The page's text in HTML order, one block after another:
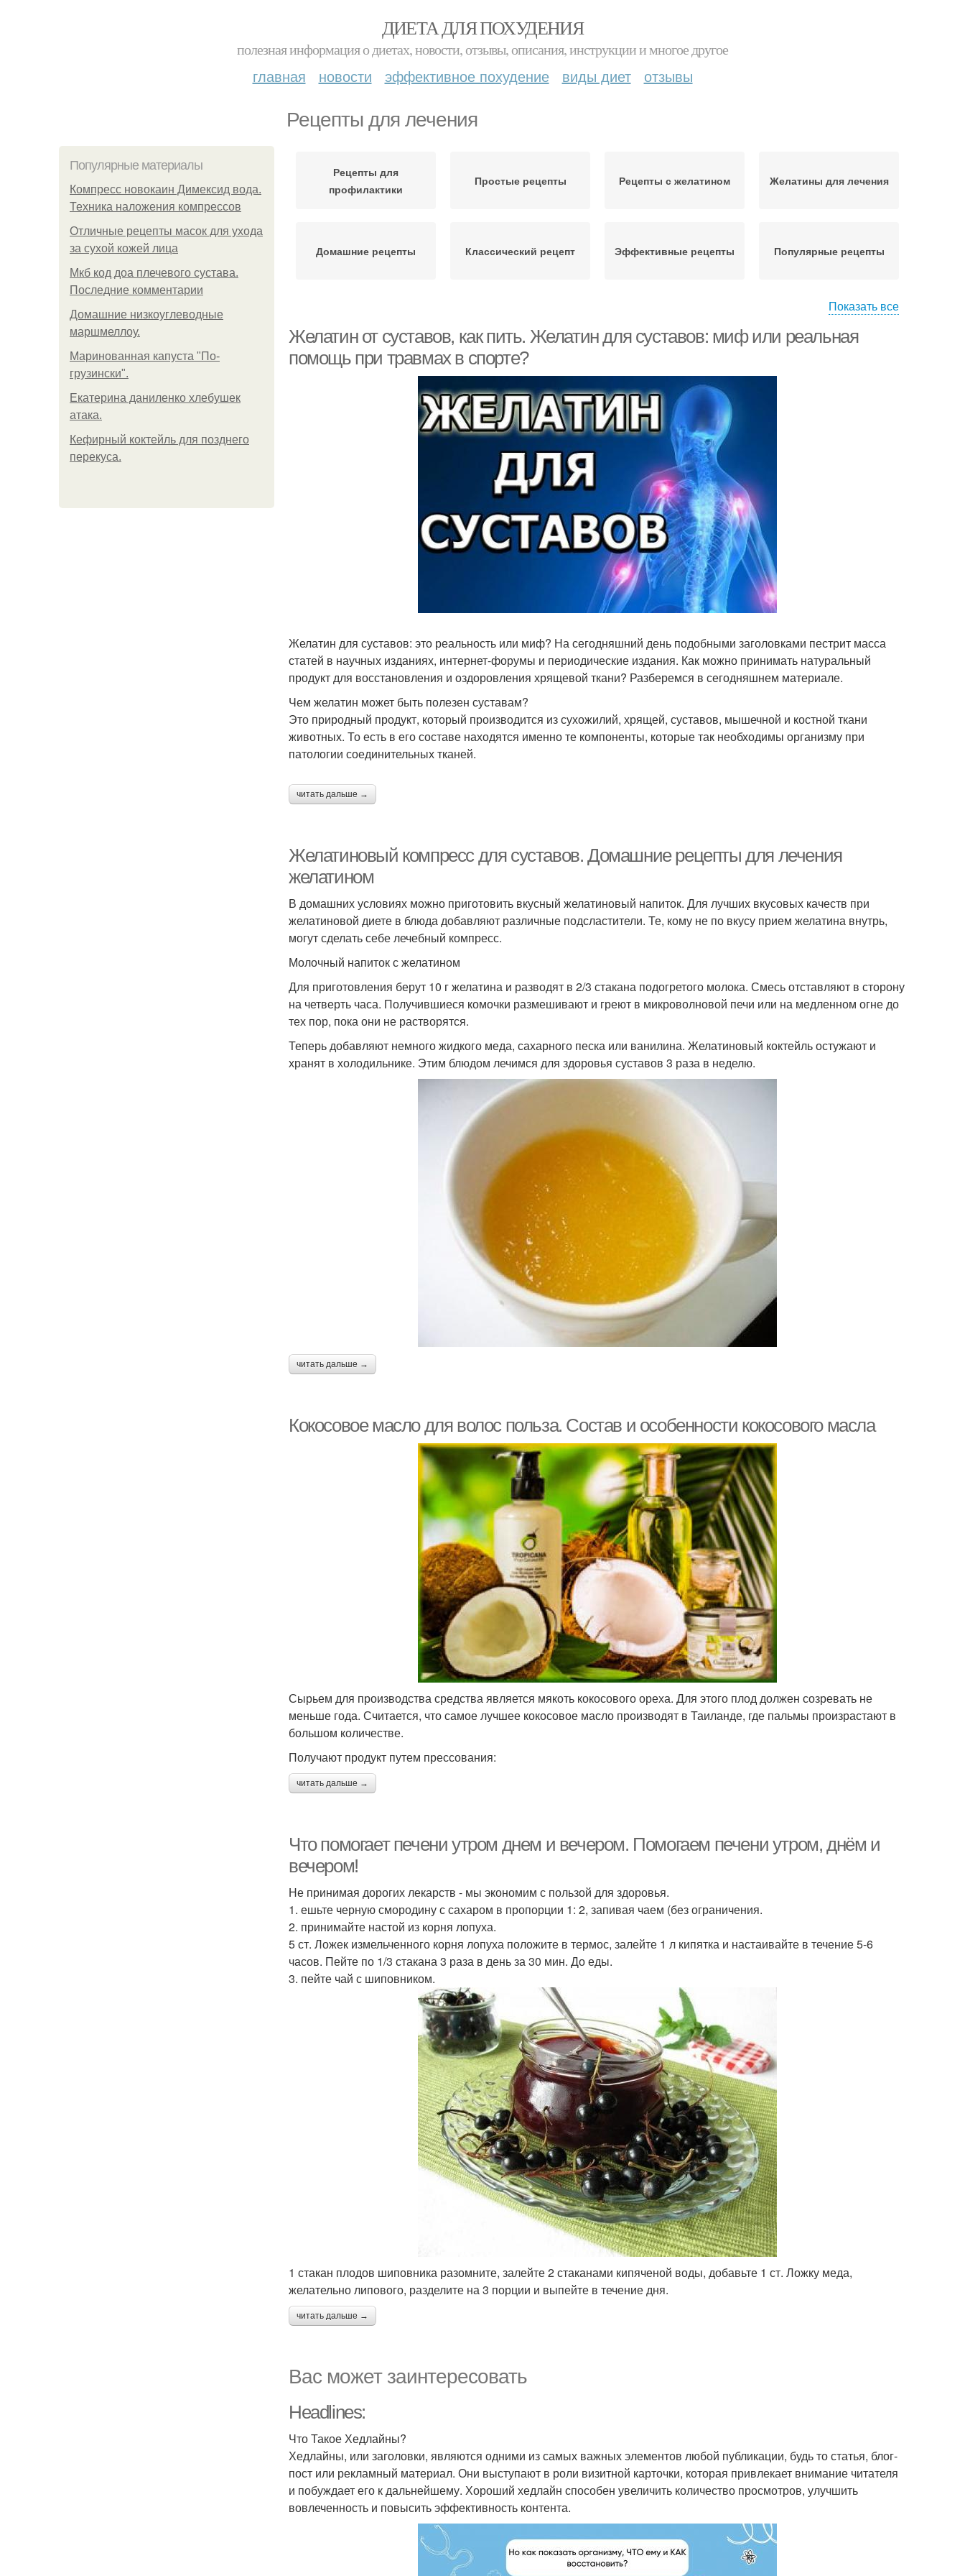
ДИЕТА ДЛЯ ПОХУДЕНИЯ
полезная информация о диетах, новости, отзывы, описания, инструкции и многое другое
главная новости эффективное похудение виды диет отзывы
Рецепты для лечения
Популярные материалы
Компресс новокаин Димексид вода.
Техника наложения компрессов
Отличные рецепты масок для ухода
за сухой кожей лица
Мкб код доа плечевого сустава.
Последние комментарии
Домашние низкоуглеводные
маршмеллоу.
Маринованная капуста "По-
грузински".
Екатерина даниленко хлебушек
атака.
Кефирный коктейль для позднего
перекуса.
Рецепты для
профилактики
Простые рецепты Рецепты с желатином Желатины для лечения
Домашние рецепты Классический рецепт Эффективные рецепты Популярные рецепты
Показать все
Желатин от суставов, как пить. Желатин для суставов: миф или реальная
помощь при травмах в спорте?
Желатин для суставов: это реальность или миф? На сегодняшний день подобными заголовками пестрит масса
статей в научных изданиях, интернет-форумы и периодические издания. Как можно принимать натуральный
продукт для восстановления и оздоровления хрящевой ткани? Разберемся в сегодняшнем материале.
Чем желатин может быть полезен суставам?
Это природный продукт, который производится из сухожилий, хрящей, суставов, мышечной и костной ткани
животных. То есть в его составе находятся именно те компоненты, которые так необходимы организму при
патологии соединительных тканей.
читать дальше →
Желатиновый компресс для суставов. Домашние рецепты для лечения
желатином
В домашних условиях можно приготовить вкусный желатиновый напиток. Для лучших вкусовых качеств при
желатиновой диете в блюда добавляют различные подсластители. Те, кому не по вкусу прием желатина внутрь,
могут сделать себе лечебный компресс.
Молочный напиток с желатином
Для приготовления берут 10 г желатина и разводят в 2/3 стакана подогретого молока. Смесь отставляют в сторону
на четверть часа. Получившиеся комочки размешивают и греют в микроволновой печи или на медленном огне до
тех пор, пока они не растворятся.
Теперь добавляют немного жидкого меда, сахарного песка или ванилина. Желатиновый коктейль остужают и
хранят в холодильнике. Этим блюдом лечимся для здоровья суставов 3 раза в неделю.
читать дальше →
Кокосовое масло для волос польза. Состав и особенности кокосового масла
Сырьем для производства средства является мякоть кокосового ореха. Для этого плод должен созревать не
меньше года. Считается, что самое лучшее кокосовое масло производят в Таиланде, где пальмы произрастают в
большом количестве.
Получают продукт путем прессования:
читать дальше →
Что помогает печени утром днем и вечером. Помогаем печени утром, днём и
вечером!
Не принимая дорогих лекарств - мы экономим с пользой для здоровья.
1. ешьте черную смородину с сахаром в пропорции 1: 2, запивая чаем (без ограничения.
2. принимайте настой из корня лопуха.
5 ст. Ложек измельченного корня лопуха положите в термос, залейте 1 л кипятка и настаивайте в течение 5-6
часов. Пейте по 1/3 стакана 3 раза в день за 30 мин. До еды.
3. пейте чай с шиповником.
1 стакан плодов шиповника разомните, залейте 2 стаканами кипяченой воды, добавьте 1 ст. Ложку меда,
желательно липового, разделите на 3 порции и выпейте в течение дня.
читать дальше →
Вас может заинтересовать
Headlines:
Что Такое Хедлайны?
Хедлайны, или заголовки, являются одними из самых важных элементов любой публикации, будь то статья, блог-
пост или рекламный материал. Они выступают в роли визитной карточки, которая привлекает внимание читателя
и побуждает его к дальнейшему. Хороший хедлайн способен увеличить количество просмотров, улучшить
вовлеченность и повысить эффективность контента.